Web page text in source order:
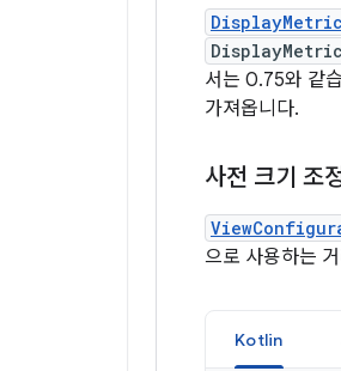
서는 0.75와 같
가져옵니다.
사전 크기 조
으로 사용하는
Kotlin